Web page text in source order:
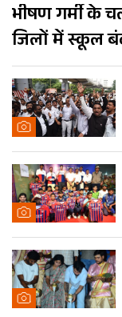
भीषण गर्मी के
जिलों में स्कूल
गर्म शहर